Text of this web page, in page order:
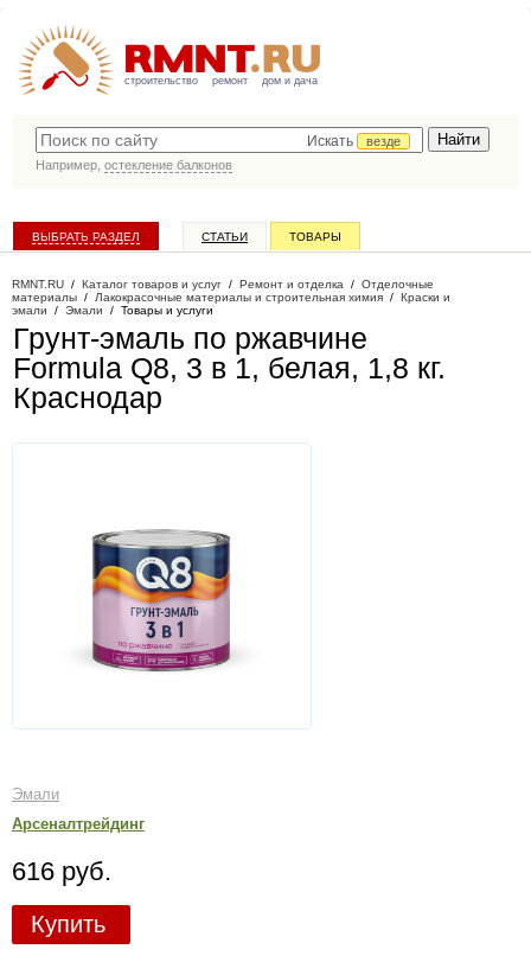
строительство ремонт дом и дача
Искать
везде
Например, остекление балконов
ВЫБРАТЬ РАЗДЕЛ СТАТЬИ ТОВАРЫ
RMNT.RU / Каталог товаров и услуг / Ремонт и отделка / Отделочные
материалы / Лакокрасочные материалы и строительная химия / Краски и
эмали / Эмали / Товары и услуги
Грунт-эмаль по ржавчине
Formula Q8, 3 в 1, белая, 1,8 кг.
Краснодар
Эмали
Арсеналтрейдинг
616 руб.
Купить